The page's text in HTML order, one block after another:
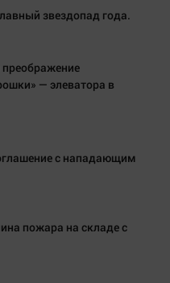
звездопад года.
преображение
— элеватора в
с нападающим
пожара на складе с